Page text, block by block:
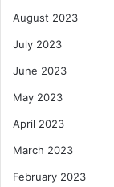
August 2023
July 2023
June 2023
May 2023
April 2023
March 2023
February 2023